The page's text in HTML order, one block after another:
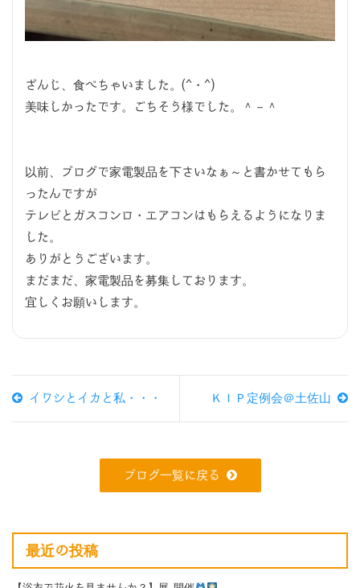
ざんじ、食べちゃいました。(^・^)
美味しかったです。ごちそう様でした。＾－＾
以前、ブログで家電製品を下さいなぁ～と書かせてもら
ったんですが
テレビとガスコンロ・エアコンはもらえるようになりま
した。
ありがとうございます。
まだまだ、家電製品を募集しております。
宜しくお願いします。
イワシとイカと私・・・ ＫＩＰ定例会＠土佐山
ブログ一覧に戻る
最近の投稿